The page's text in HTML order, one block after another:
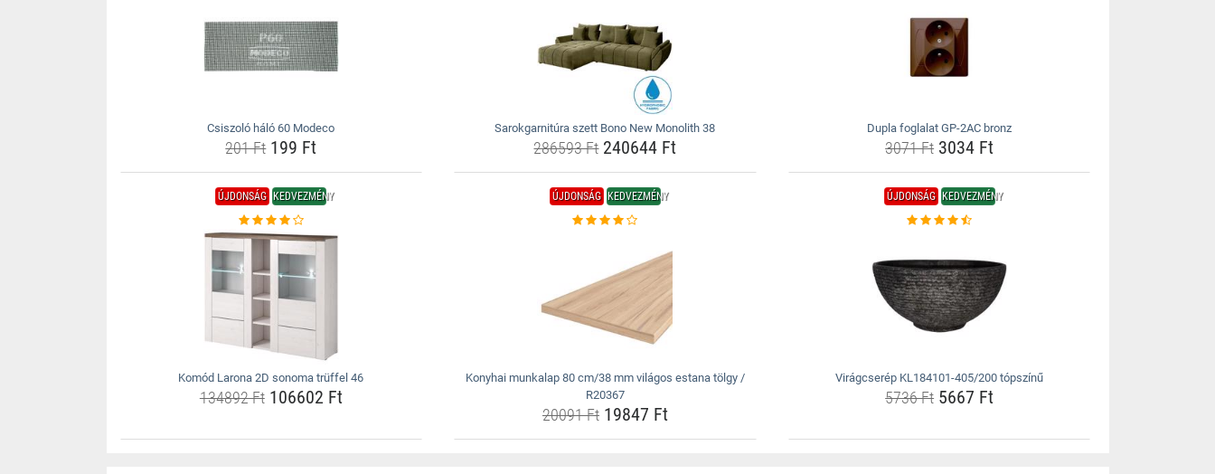
Csiszoló háló 60 Modeco
201 Ft199 Ft
Sarokgarnitúra szett Bono New Monolith 38
286593 Ft240644 Ft
Dupla foglalat GP-2AC bronz
3071 Ft 3034 Ft
ÚJDONSÁG KEDVEZMÉNY
Komód Larona 2D sonoma trüffel 46
134892 Ft106602 Ft
ÚJDONSÁG KEDVEZMÉNY
Konyhai munkalap 80 cm/38 mm világos estana tölgy /
R20367
20091 Ft19847 Ft
ÚJDONSÁG KEDVEZMÉNY
Virágcserép KL184101-405/200 tópszínű
5736 Ft 5667 Ft